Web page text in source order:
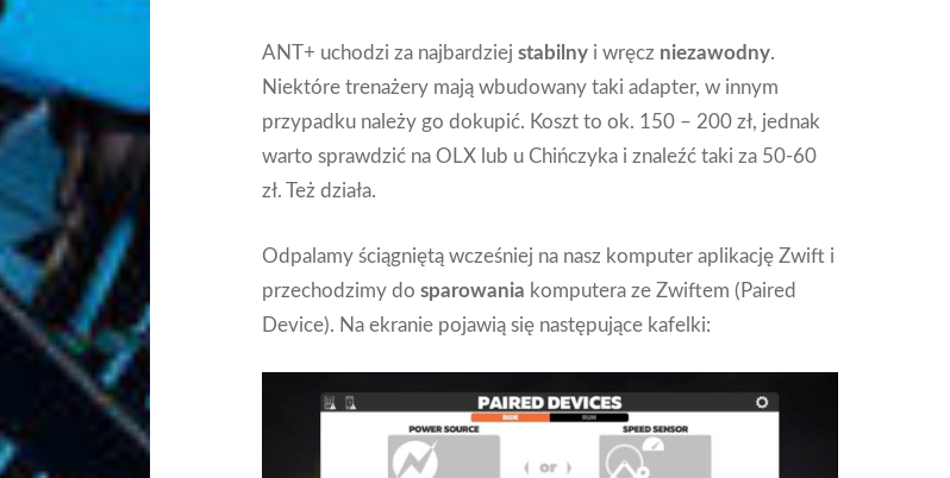
ANT+ uchodzi za najbardziejstabilny i wręcz niezawodny.
Niektóre trenażery mają wbudowany taki adapter, w innym
przypadku należy go dokupić. Koszt to ok. 150 – 200 zł, jednak
warto sprawdzić na OLX lub u Chińczyka i znaleźć taki za 50-60
zł. Też działa.
Odpalamy ściągniętą wcześniej na nasz komputer aplikację Zwift i
przechodzimy dosparowania komputera ze Zwiftem (Paired
Device). Na ekranie pojawią się następujące kafelki: